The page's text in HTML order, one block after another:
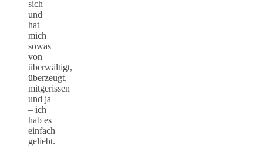
sich –
und
hat
mich
sowas
von
überwältigt,
überzeugt,
mitgerissen
und ja
– ich
hab es
einfach
geliebt.